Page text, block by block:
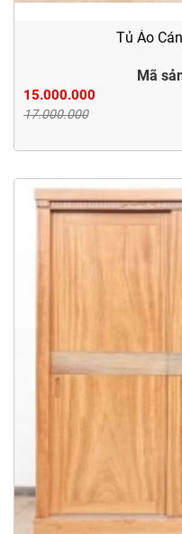
Tủ Áo
Mã
15.000.000
17.000.000